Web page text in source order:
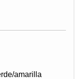
amarilla